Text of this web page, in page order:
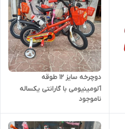
دوچرخه سایز 12 طوقه
آلومینیومی با گارانتی یکساله
شرکتی
ناموجود